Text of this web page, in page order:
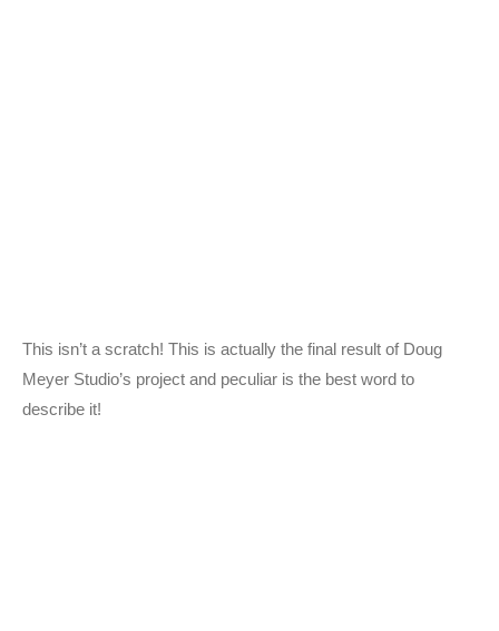
This isn’t a scratch! This is actually the final result of Doug
Meyer Studio’s project and peculiar is the best word to
describe it!